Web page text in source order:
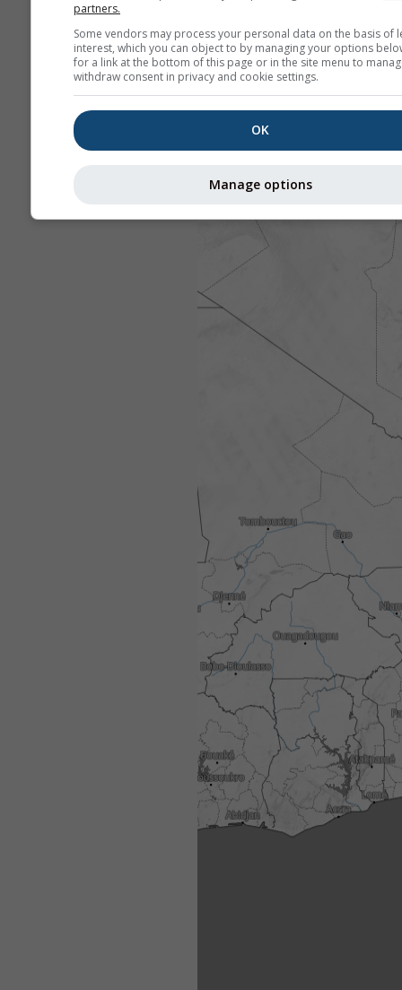
partners.
Some vendors may process your personal data on the basis of
interest, which you can object to by managing your options
for a link at the bottom of this page or in the site menu to
withdraw consent in privacy and cookie settings.
OK
Manage options